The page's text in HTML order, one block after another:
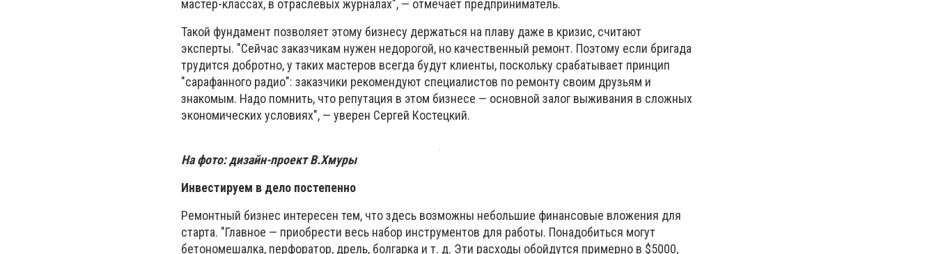
мастер-классах, в отраслевых журналах", — отмечает предприниматель.
Такой фундамент позволяет этому бизнесу держаться на плаву даже в кризис, считают
эксперты. "Сейчас заказчикам нужен недорогой, но качественный ремонт. Поэтому если бригада
трудится добротно, у таких мастеров всегда будут клиенты, поскольку срабатывает принцип
"сарафанного радио": заказчики рекомендуют специалистов по ремонту своим друзьям и
знакомым. Надо помнить, что репутация в этом бизнесе — основной залог выживания в сложных
экономических условиях", — уверен Сергей Костецкий.
На фото: дизайн-проект В.Хмуры
Инвестируем в дело постепенно
Ремонтный бизнес интересен тем, что здесь возможны небольшие финансовые вложения для
старта. "Главное — приобрести весь набор инструментов для работы. Понадобиться могут
бетономешалка, перфоратор, дрель, болгарка и т. д. Эти расходы обойдутся примерно в $5000,